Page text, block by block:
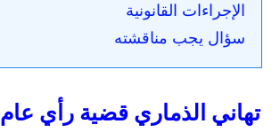
الإجراءات القانونية
سؤال يجب مناقشته
تهاني الذماري قضية رأي عام 2022